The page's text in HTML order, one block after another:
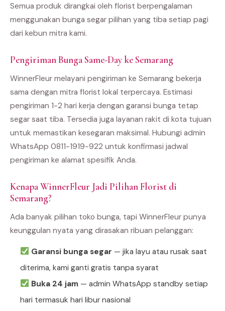
Semua produk dirangkai oleh florist berpengalaman
menggunakan bunga segar pilihan yang tiba setiap pagi
dari kebun mitra kami.
Pengiriman Bunga Same-Day ke Semarang
WinnerFleur melayani pengiriman ke Semarang bekerja
sama dengan mitra florist lokal terpercaya. Estimasi
pengiriman 1-2 hari kerja dengan garansi bunga tetap
segar saat tiba. Tersedia juga layanan rakit di kota tujuan
untuk memastikan kesegaran maksimal. Hubungi admin
WhatsApp 0811-1919-922 untuk konfirmasi jadwal
pengiriman ke alamat spesifik Anda.
Kenapa WinnerFleur Jadi Pilihan Florist di
Semarang?
Ada banyak pilihan toko bunga, tapi WinnerFleur punya
keunggulan nyata yang dirasakan ribuan pelanggan:
Garansi bunga segar — jika layu atau rusak saat
diterima, kami ganti gratis tanpa syarat
Buka 24 jam— admin WhatsApp standby setiap
hari termasuk hari libur nasional